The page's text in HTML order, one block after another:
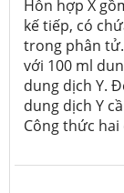
Hỗn hợp X
kế tiếp, có
trong phân
với 100 ml
dung dịch Y.
dung dịch Y
Công thức